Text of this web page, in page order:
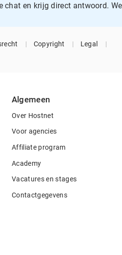
chat en krijg direct antwoord.
Copyright
Legal
Algemeen
Over Hostnet
Voor agencies
Affiliate program
Academy
Vacatures en stages
Contactgegevens